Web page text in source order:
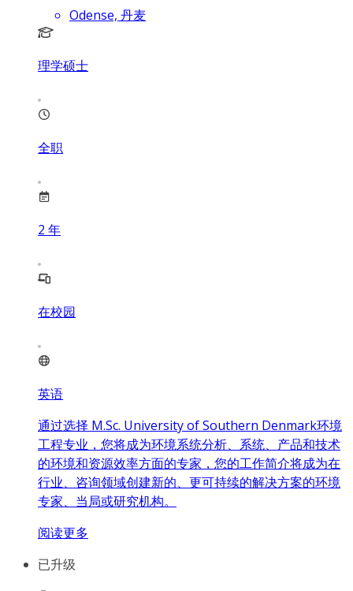
Odense, 丹麦
理学硕士
全职
2 年
在校园
英语
通过选择 M.Sc. University of Southern Denmark环境
工程专业，您将成为环境系统分析、系统、产品和技术
的环境和资源效率方面的专家，您的工作简介将成为在
行业、咨询领域创建新的、更可持续的解决方案的环境
专家、当局或研究机构。
阅读更多
已升级